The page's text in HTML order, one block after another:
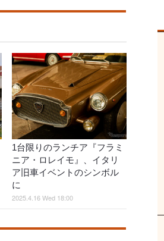
1台限りのランチア『フラミ
ニア・ロレイモ』、イタリ
ア旧車イベントのシンボル
に
2025.4.16 Wed 18:00